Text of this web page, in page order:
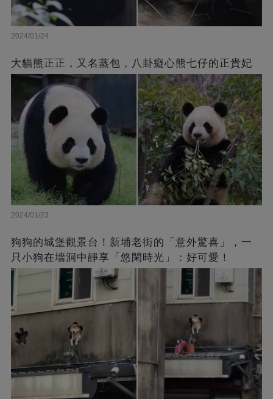
2024/01/24
大貓熊正正，又名蒸包，八卦癡心熊七仔的正貴妃
2024/01/23
狗狗的城堡觀景台！新埔老街的「意外驚喜」，一
只小狗在墻洞中靜享「悠閑時光」：好可愛！